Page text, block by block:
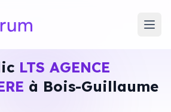
LTS AGENCE
à Bois-Guillaume